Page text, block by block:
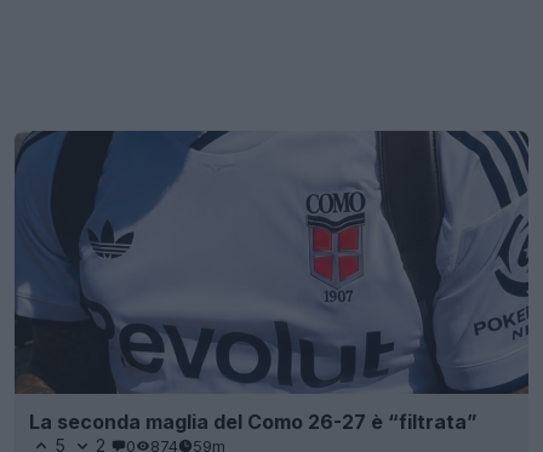
La seconda maglia del Como 26-27 è “filtrata”
5 2 0 874 59m